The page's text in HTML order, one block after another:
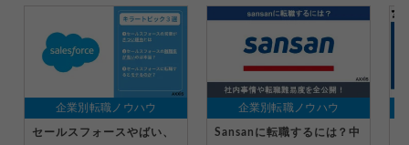
企業別転職ノウハウ
セールスフォースやばい、
企業別転職ノウハウ
Sansanに転職するには？中